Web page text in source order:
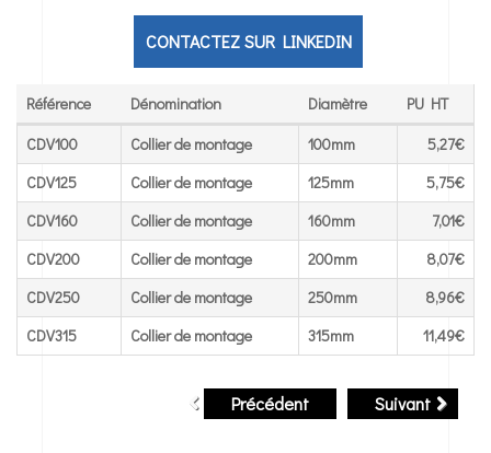
CONTACTEZ SUR LINKEDIN
Référence Dénomination Diamètre
PU HT
Référence
Dénomination Diamètre PU HT
CDV100 Collier de montage 100mm
5,27€
CDV125
Collier de montage 125mm
5,75€
CDV160
Collier de montage 160mm
7,01€
CDV200
Collier de montage 200mm
8,07€
CDV250
Collier de montage 250mm
8,96€
CDV315
Collier de montage 315mm 11,49€
Précédent Suivant